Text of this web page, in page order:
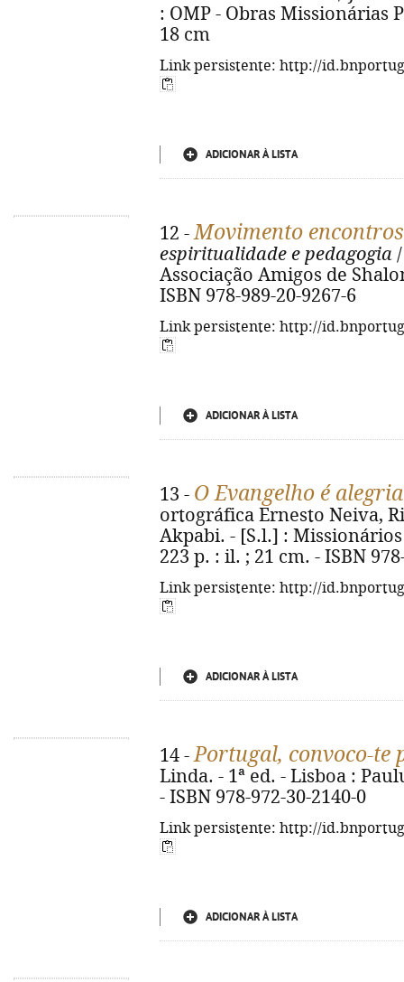
: OMP - Obras Missionárias
18 cm
Link persistente: http://
ADICIONAR À LISTA
12 -Movimento
espiritualidade e pedagogia
Associação Amigos de
ISBN 978-989-20-9267-6
Link persistente: http://
ADICIONAR À LISTA
13 - O Evangelho é alegria
ortográfica Ernesto Neiva,
Akpabi. - [S.l.] :
223 p. : il. ; 21 cm. - ISBN
Link persistente: http://
ADICIONAR À LISTA
14 -Portugal, convoco-te
Linda. - 1ª ed. - Lisboa :
- ISBN 978-972-30-2140-0
Link persistente: http://
ADICIONAR À LISTA